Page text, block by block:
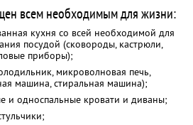
всем необходимым для жизни:
кухня со всей необходимой для
посудой (сковороды, кастрюли,
приборы);
микроволновая печь,
машина, стиральная машина);
и односпальные кровати и диваны;